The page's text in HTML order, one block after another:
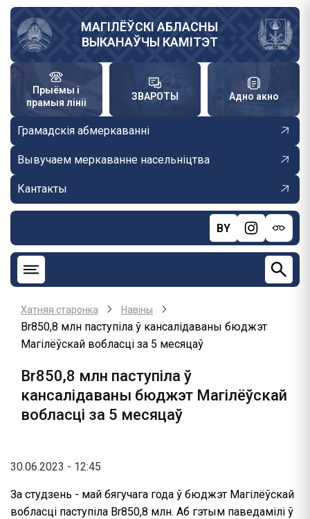
Skip
main
content
МАГІЛЁЎСКІ АБЛАСНЫ
ВЫКАНАЎЧЫ КАМІТЭТ
Прыёмы і
прамыя лініі
ЗВАРОТЫ Адно акно
Грамадскія абмеркаванні
Вывучаем меркаванне насельніцтва
Кантакты
BY
Хатняя старонка Навiны
Br850,8 млн паступіла ў кансалідаваны бюджэт
Магілёўскай вобласці за 5 месяцаў
Br850,8 млн паступіла ў
кансалідаваны бюджэт Магілёўскай
вобласці за 5 месяцаў
30.06.2023 - 12:45
За студзень - май бягучага года ў бюджэт Магілёўскай
вобласці паступіла Br850,8 млн. Аб гэтым паведамілі ў